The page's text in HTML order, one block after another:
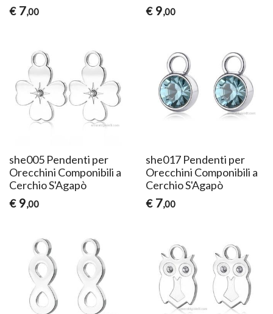
€ 7,00
€ 9,00
she005 Pendenti per
Orecchini Componibili a
Cerchio S'Agapò
€ 9,00
she017 Pendenti per
Orecchini Componibili a
Cerchio S'Agapò
€ 7,00